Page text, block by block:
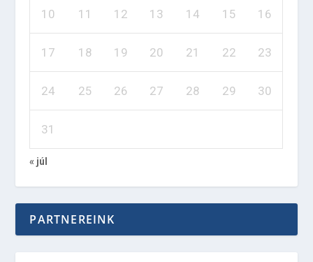
10 11 12 13 14 15 16
17 18 19 20 21 22 23
24 25 26 27 28 29 30
31
« júl
PARTNEREINK